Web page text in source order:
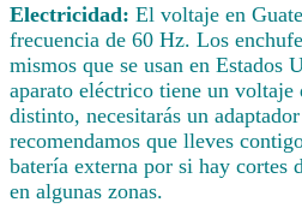
Electricidad: El voltaje en
frecuencia de 60 Hz. Los
mismos que se usan en Estados
aparato eléctrico tiene un voltaje
distinto, necesitarás un
recomendamos que lleves
batería externa por si hay cortes
en algunas zonas.